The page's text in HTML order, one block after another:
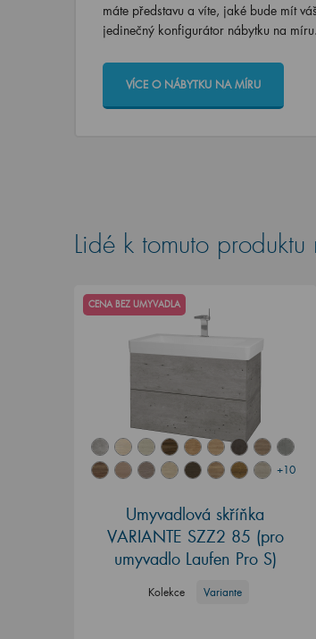
máte představu a víte, jaké bude mít
jedinečný konfigurátor nábytku na míru.
VÍCE O NÁBYTKU NA MÍRU
Lidé k tomuto
+10
CENA BEZ UMYVADLA
Umyvadlová skříňka
VARIANTE SZZ2 85 (pro
umyvadlo Laufen Pro S)
Kolekce Variante